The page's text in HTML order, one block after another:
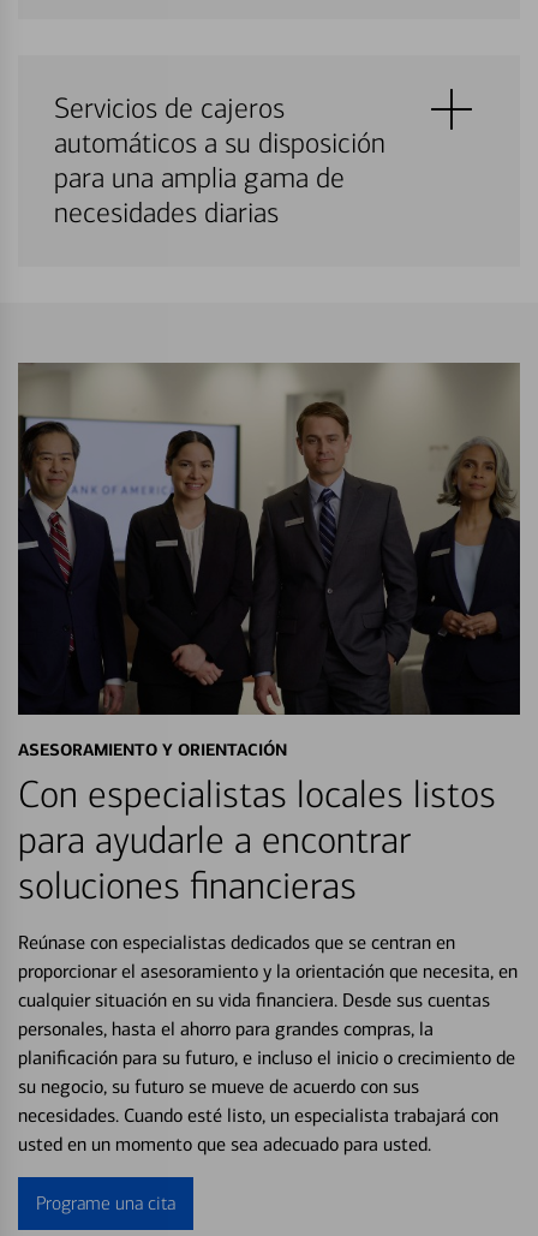
Servicios de cajeros
automáticos a su disposición
para una amplia gama de
necesidades diarias
ASESORAMIENTO Y ORIENTACIÓN
Con especialistas locales listos
para ayudarle a encontrar
soluciones financieras
Reúnase con especialistas dedicados que se centran en
proporcionar el asesoramiento y la orientación que necesita, en
cualquier situación en su vida financiera. Desde sus cuentas
personales, hasta el ahorro para grandes compras, la
planificación para su futuro, e incluso el inicio o crecimiento de
su negocio, su futuro se mueve de acuerdo con sus
necesidades. Cuando esté listo, un especialista trabajará con
usted en un momento que sea adecuado para usted.
Programe una cita